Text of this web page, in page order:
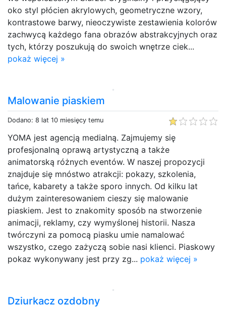
oko styl płócien akrylowych, geometryczne wzory,
kontrastowe barwy, nieoczywiste zestawienia kolorów
zachwycą każdego fana obrazów abstrakcyjnych oraz
tych, którzy poszukują do swoich wnętrze ciek...
pokaż więcej »
Malowanie piaskiem
Dodano: 8 lat 10 miesięcy temu
YOMA jest agencją medialną. Zajmujemy się
profesjonalną oprawą artystyczną a także
animatorską różnych eventów. W naszej propozycji
znajduje się mnóstwo atrakcji: pokazy, szkolenia,
tańce, kabarety a także sporo innych. Od kilku lat
dużym zainteresowaniem cieszy się malowanie
piaskiem. Jest to znakomity sposób na stworzenie
animacji, reklamy, czy wymyślonej historii. Nasza
twórczyni za pomocą piasku umie namalować
wszystko, czego zażyczą sobie nasi klienci. Piaskowy
pokaz wykonywany jest przy zg... pokaż więcej »
Dziurkacz ozdobny